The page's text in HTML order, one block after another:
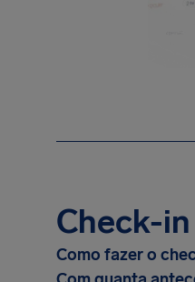
Check-
Como fazer o